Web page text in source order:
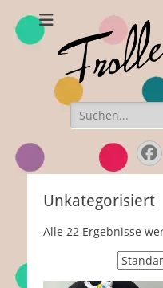
Handgefertigte Hüte
Suchen
nach:
Unkategorisiert
Alle 22 Ergebnisse